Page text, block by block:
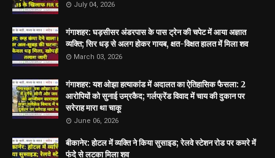
July 04, 2026
गंगाशहर: घड़सीसर अंडरपास के पास ट्रेन की चपेट में आया अज्ञात
व्यक्ति; सिर धड़ से अलग होकर गायब, क्षत-विक्षत हालत में मिला शव
March 03, 2026
गंगाशहर: यश ओझा हत्याकांड में अदालत का ऐतिहासिक फैसला: 2
आरोपियों को सुनाई उम्रकैद; गर्लफ्रेंड विवाद में चाय की दुकान पर
सरेराह मारा था चाकू
June 06, 2026
बीकानेर: होटल में व्यक्ति ने किया सुसाइड; रेलवे स्टेशन रोड पर कमरे में
फंदे से लटका मिला शव